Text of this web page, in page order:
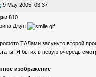
9 May 2005, 03:37
810.
Джуп
ТАЛами засунуто второй
Я бы их в певую очередь
изображение